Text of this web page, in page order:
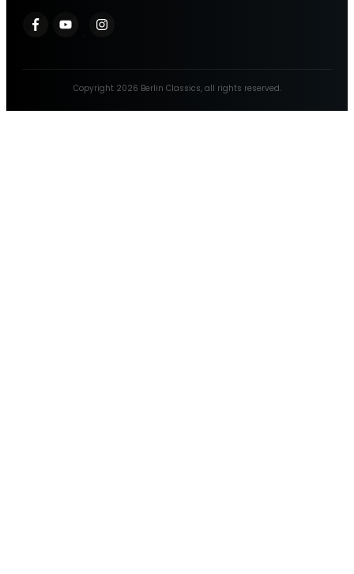
Copyright 2026 Berlin Classics, all rights reserved.